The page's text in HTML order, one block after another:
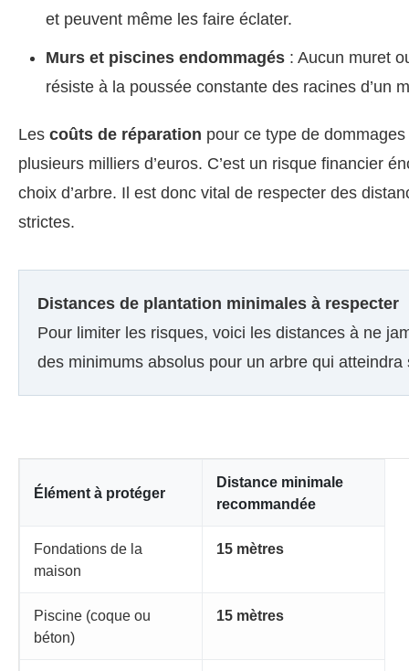
et peuvent même les faire éclater.
Murs et piscines endommagés : Aucun muret
résiste à la poussée constante des racines d’un
Les coûts de réparation pour ce type de
plusieurs milliers d’euros. C’est un risque financier
choix d’arbre. Il est donc vital de respecter des
strictes.
Distances de plantation minimales à respecter
Pour limiter les risques, voici les distances à ne
des minimums absolus pour un arbre qui atteindra
Élément à protéger
Distance minimale
recommandée
Fondations de la
maison
15 mètres
Piscine (coque ou
béton)
15 mètres